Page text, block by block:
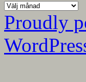
Alla
mina
bloggmånader
Proudly